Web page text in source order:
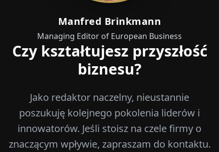
Manfred Brinkmann
Managing Editor of European Business
Czy kształtujesz przyszłość
biznesu?
Jako redaktor naczelny, nieustannie
poszukuję kolejnego pokolenia liderów i
innowatorów. Jeśli stoisz na czele firmy o
znaczącym wpływie, zapraszam do kontaktu.